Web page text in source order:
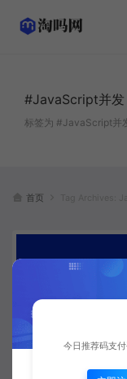
#JavaScript并发
标签为 #JavaScript并
首页
JavaScript Web
今日推荐码支